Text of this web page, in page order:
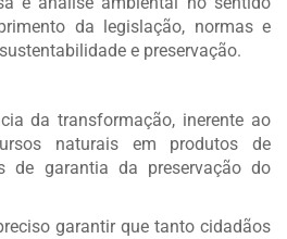
da legislação, normas e
e preservação.
da transformação, inerente ao
naturais em produtos de
de garantia da preservação do
garantir que tanto cidadãos